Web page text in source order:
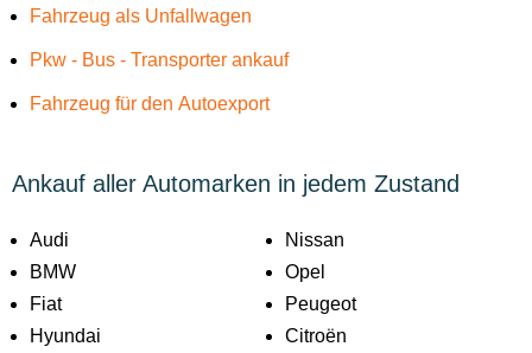
Fahrzeug als Unfallwagen
Pkw - Bus - Transporter ankauf
Fahrzeug für den Autoexport
Ankauf aller Automarken in jedem Zustand
Audi
BMW
Fiat
Hyundai
Nissan
Opel
Peugeot
Citroën